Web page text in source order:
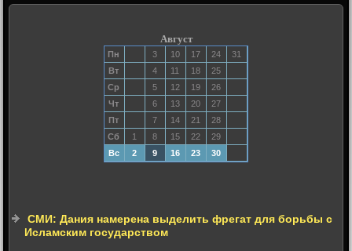
Август
Пн 3 10 17 24
31
Вт
4 11 18
25
Ср
5 12 19
26
Чт
6 13 20
27
Пт
7 14 21
28
Сб
1 8 15 22
29
Вс
2 9 16 23 30
СМИ: Дания намерена выделить фрегат для борьбы с
Исламским государством